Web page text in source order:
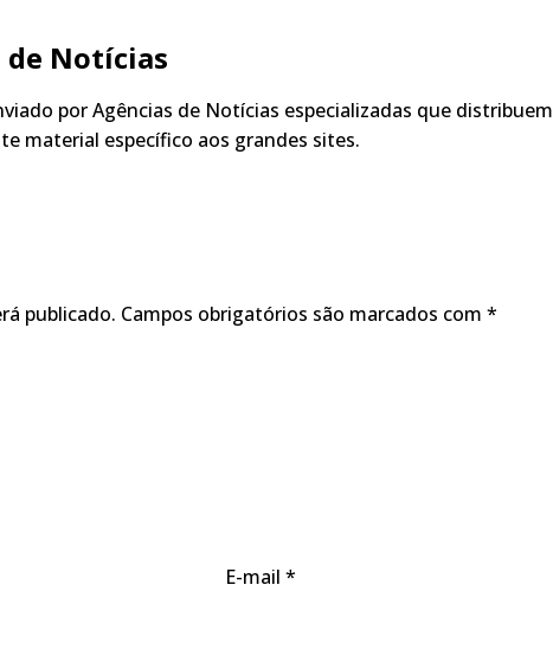
de Notícias
por Agências de Notícias especializadas que distribuem
material específico aos grandes sites.
publicado. Campos obrigatórios são marcados com *
E-mail *